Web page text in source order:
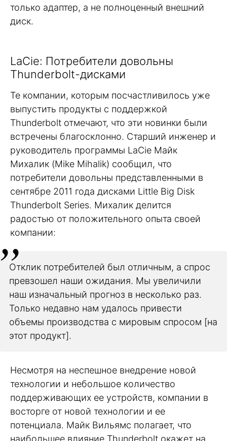
только адаптер, а не полноценный внешний
диск.
LaCie: Потребители довольны
Thunderbolt-дисками
Те компании, которым посчастливилось уже
выпустить продукты с поддержкой
Thunderbolt отмечают, что эти новинки были
встречены благосклонно. Старший инженер и
руководитель программы LaCie Майк
Михалик (Mike Mihalik) сообщил, что
потребители довольны представленными в
сентябре 2011 года дисками Little Big Disk
Thunderbolt Series. Михалик делится
радостью от положительного опыта своей
компании:
Отклик потребителей был отличным, а спрос
превзошел наши ожидания. Мы увеличили
наш изначальный прогноз в несколько раз.
Только недавно нам удалось привести
объемы производства с мировым спросом [на
этот продукт].
Несмотря на неспешное внедрение новой
технологии и небольшое количество
поддерживающих ее устройств, компании в
восторге от новой технологии и ее
потенциала. Майк Вильямс полагает, что
наибольшее влияние Thunderbolt окажет на